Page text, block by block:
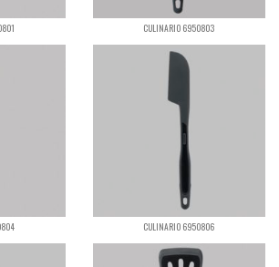
CULINARIO 6950803
CULINARIO 6950806